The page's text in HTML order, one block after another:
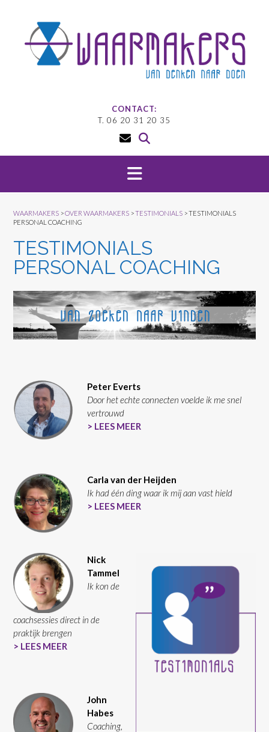
CONTACT:
T. 06 20 31 20 35
WAARMAKERS >OVER WAARMAKERS >TESTIMONIALS >TESTIMONIALS
PERSONAL COACHING
TESTIMONIALS
PERSONAL COACHING
Peter Everts
Door het echte connecten voelde ik me snel
vertrouwd
> LEES MEER
Carla van der Heijden
Ik had één ding waar ik mij aan vast hield
> LEES MEER
Nick
Tammel
Ik kon de
coachsessies direct in de
praktijk brengen
> LEES MEER
John
Habes
Coaching,